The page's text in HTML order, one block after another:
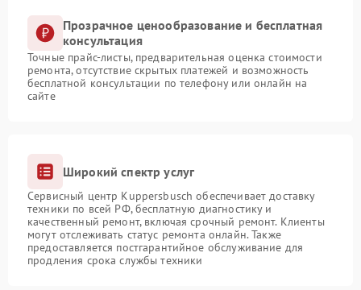
Прозрачное ценообразование и бесплатная
консультация
Точные прайс-листы, предварительная оценка стоимости
ремонта, отсутствие скрытых платежей и возможность
бесплатной консультации по телефону или онлайн на
сайте
Широкий спектр услуг
Сервисный центр Kuppersbusch обеспечивает доставку
техники по всей РФ, бесплатную диагностику и
качественный ремонт, включая срочный ремонт. Клиенты
могут отслеживать статус ремонта онлайн. Также
предоставляется постгарантийное обслуживание для
продления срока службы техники